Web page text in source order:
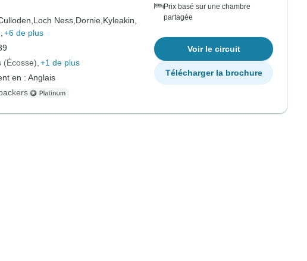
Loch Ness, Dornie, Kyleakin,
+6 de plus
(Écosse) +1 de plus
en : Anglais
Prix basé sur une chambre
partagée
Voir le circuit
Télécharger la brochure